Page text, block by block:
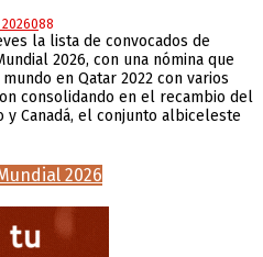
088
la lista de convocados de
2026, con una nómina que
en Qatar 2022 con varios
consolidando en el recambio del
y Canadá, el conjunto albiceleste
2026